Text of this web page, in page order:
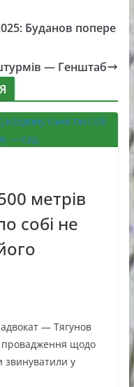
Буданов попере
— Генштаб
метрів
собі не
— Тягунов
провадження щодо
звинуватили у